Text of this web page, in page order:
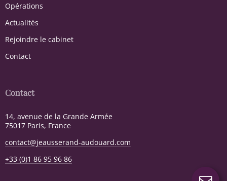
Opérations
Actualités
Rejoindre le cabinet
Contact
Contact
14, avenue de la Grande Armée
75017 Paris, France
contact@jeausserand-audouard.com
+33 (0)1 86 95 96 86